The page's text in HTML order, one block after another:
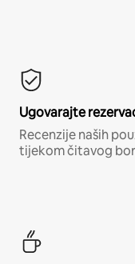
Ugovarajte
Recenzije naših
tijekom čitavog